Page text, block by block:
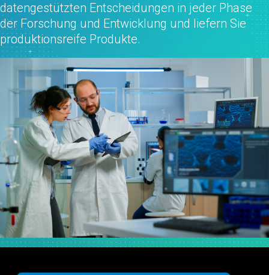
datengestützten Entscheidungen in jeder Phase
der Forschung und Entwicklung und liefern Sie
produktionsreife Produkte.